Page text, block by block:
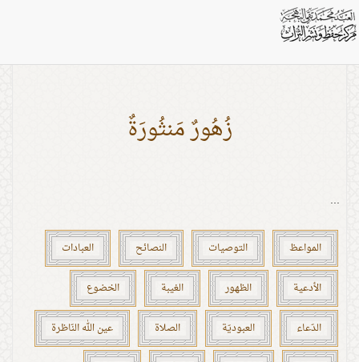
بطاقات: الفانيات
زُهُورٌ مَنثُورَةٌ
...
المواعظ التوصيات النصائح العبادات
الأدعية الظهور الغيبة الخضوع
الدّعاء العبوديّة الصلاة عين الله النّاظرة